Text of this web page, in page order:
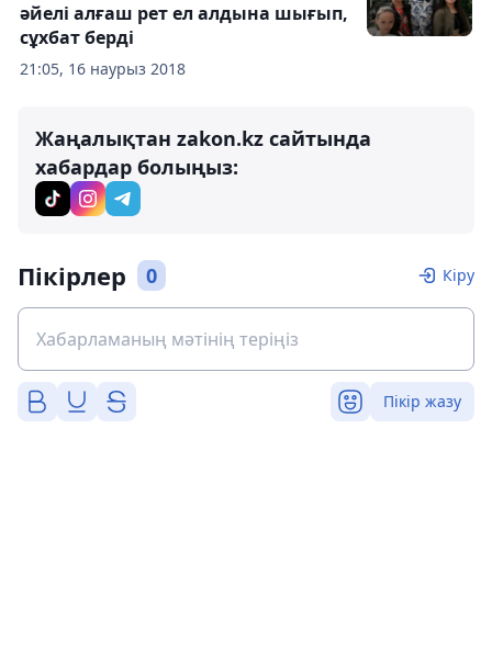
21:05, 16 наурыз 2018
әйелі алғаш рет ел алдына шығып,
сұхбат берді
Жаңалықтан zakon.kz сайтында
хабардар болыңыз:
Пікірлер 0 Кіру
Пікір жазу